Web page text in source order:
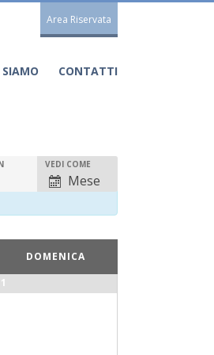
Area Riservata
SIAMO CONTATTI
Visualizzazioni
evento
VEDI COME
Mese
DOMENICA
1